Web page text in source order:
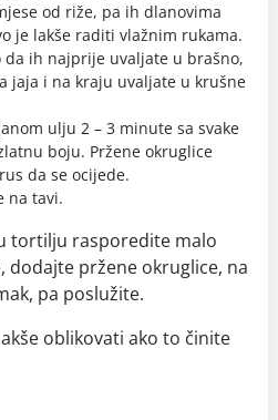
od riže, pa ih dlanovima
je lakše raditi vlažnim rukama.
ih najprije uvaljate u brašno,
jaja i na kraju uvaljate u krušne
ulju 2 – 3 minute sa svake
boju. Pržene okruglice
da se ocijede.
na tavi.
tortilju rasporedite malo
dodajte pržene okruglice, na
pa poslužite.
oblikovati ako to činite